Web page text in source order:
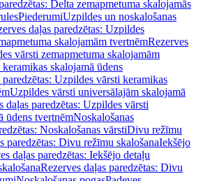
Delta zemapmetuma skalojamās
PiederumiUzpildes un noskalošanas
daļas paredzētas: Uzpildes
skalojamām tvertnēmRezerves
vārsti zemapmetuma skalojamām
skalojamā ūdens
paredzētas: Uzpildes vārsti keramikas
Uzpildes vārsti universālajām skalojamā
daļas paredzētas: Uzpildes vārsti
ūdens tvertnēmNoskalošanas
Noskalošanas vārstiDivu režīmu
paredzētas: Divu režīmu skalošanaIekšējo
daļas paredzētas: Iekšējo detaļu
Rezerves daļas paredzētas: Divu